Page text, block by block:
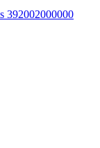
392002000000